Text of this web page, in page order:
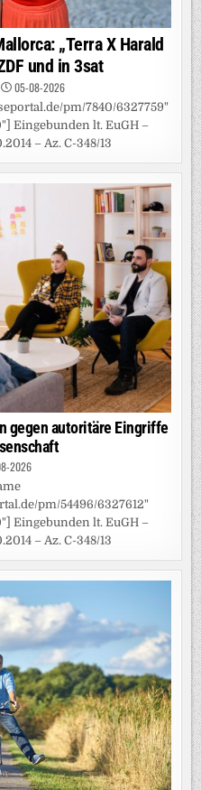
„Terra X Harald
und in 3sat
05-08-2026
pm/7840/6327759"
Eingebunden lt. EuGH –
– Az. C-348/13
gegen autoritäre Eingriffe
2026
pm/54496/6327612"
Eingebunden lt. EuGH –
– Az. C-348/13